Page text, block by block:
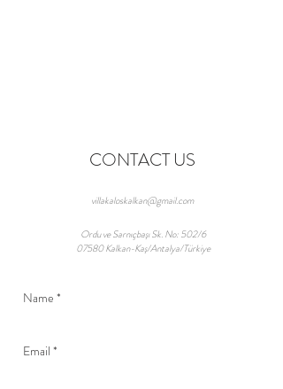
CONTACT US
villakaloskalkan@gmail.com
Ordu ve Sarnıçbaşı Sk. No: 502/6
07580 Kalkan-Kaş/Antalya/Türkiye